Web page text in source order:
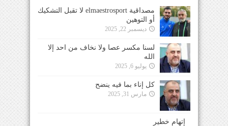
مصداقية elmaestrosport لا تقبل التشكيك
أو التوهين
ديسمبر 22, 2025
لسنا مكسر عصا ولا نخاف من احد إلا
الله
يوليو 6, 2025
كل إناء بما فيه ينضح
مارس 31, 2025
إتهام خطير